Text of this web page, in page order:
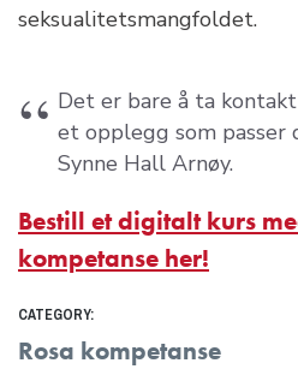
seksualitetsmangfoldet.
Det er bare å ta
et opplegg som
Synne Hall Arnøy.
Bestill et digitalt kurs
kompetanse her!
CATEGORY:
Rosa kompetanse